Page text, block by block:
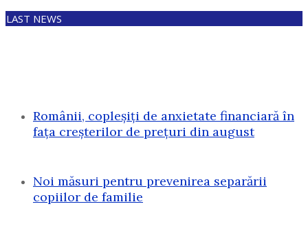
LAST NEWS
Românii, copleșiți de anxietate financiară în
fața creșterilor de prețuri din august
Noi măsuri pentru prevenirea separării
copiilor de familie